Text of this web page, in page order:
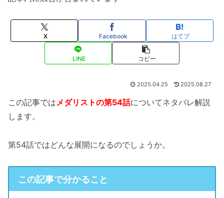
X Facebook はてブ
LINE コピー
2025.04.25 2025.08.27
この記事ではメダリストの第54話についてネタバレ解説
します。
第54話ではどんな展開になるのでしょうか。
この記事で分かること